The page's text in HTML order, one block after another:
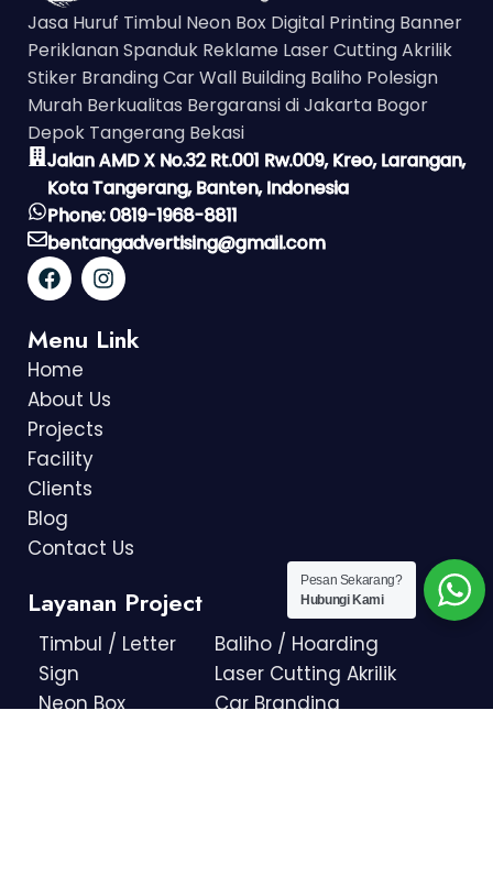
Jasa Huruf Timbul Neon Box Digital Printing Banner
Periklanan Spanduk Reklame Laser Cutting Akrilik
Stiker Branding Car Wall Building Baliho Polesign
Murah Berkualitas Bergaransi di Jakarta Bogor
Depok Tangerang Bekasi
Jalan AMD X No.32 Rt.001 Rw.009, Kreo, Larangan,
Kota Tangerang, Banten, Indonesia
Phone: 0819-1968-8811
bentangadvertising@gmail.com
Menu Link
Home
About Us
Projects
Facility
Clients
Blog
Contact Us
Layanan Project
Timbul / Letter
Sign
Neon Box
Baliho / Hoarding
Laser Cutting Akrilik
Car Branding
Pesan Sekarang?
Hubungi Kami